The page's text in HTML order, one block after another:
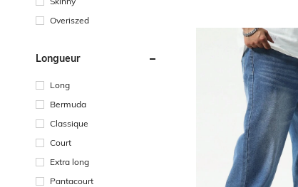
Overiszed
Longueur
Long
Bermuda
Classique
Court
Extra long
Pantacourt